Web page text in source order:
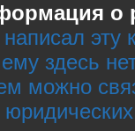
о
написал
здесь
можно